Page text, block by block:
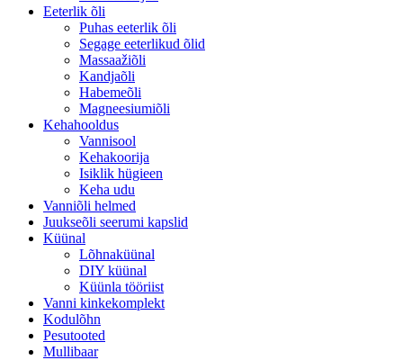
Eeterlik õli
Puhas eeterlik õli
Segage eeterlikud õlid
Massaažiõli
Kandjaõli
Habemeõli
Magneesiumiõli
Kehahooldus
Vannisool
Kehakoorija
Isiklik hügieen
Keha udu
Vanniõli helmed
Juukseõli seerumi kapslid
Küünal
Lõhnaküünal
DIY küünal
Küünla tööriist
Vanni kinkekomplekt
Kodulõhn
Pesutooted
Mullibaar